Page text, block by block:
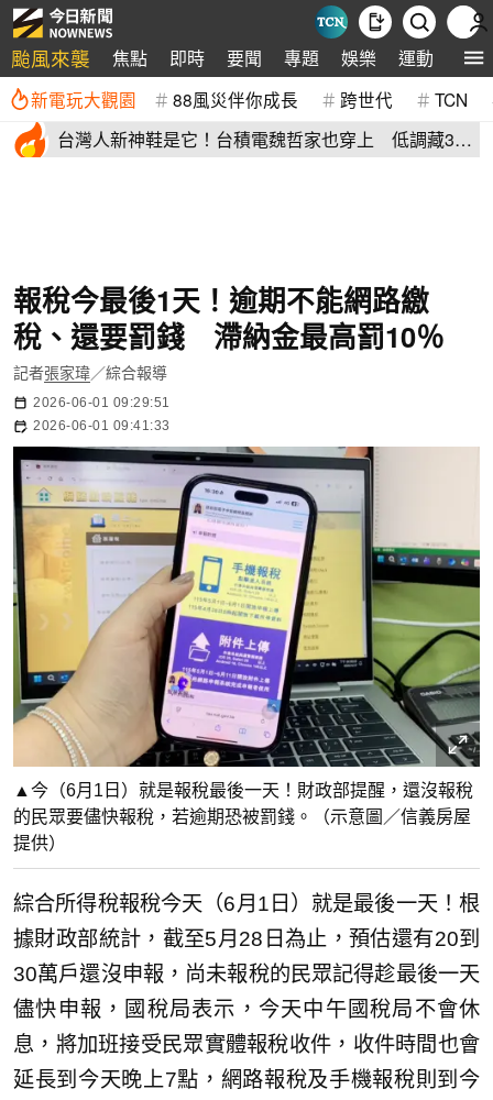
颱風來襲 焦點 即時 要聞 專題 娛樂 運動 全球
新電玩大觀園 88風災伴你成長 跨世代 TCN
台灣人新神鞋是它！台積電魏哲家也穿上 低調藏38
報稅今最後1天！逾期不能網路繳
稅、還要罰錢 滯納金最高罰10％
記者張家瑋／綜合報導
2026-06-01 09:29:51
2026-06-01 09:41:33
▲今（6月1日）就是報稅最後一天！財政部提醒，還沒報稅
的民眾要儘快報稅，若逾期恐被罰錢。（示意圖／信義房屋
提供）
綜合所得稅報稅今天（6月1日）就是最後一天！根
據財政部統計，截至5月28日為止，預估還有20到
30萬戶還沒申報，尚未報稅的民眾記得趁最後一天
儘快申報，國稅局表示，今天中午國稅局不會休
息，將加班接受民眾實體報稅收件，收件時間也會
延長到今天晚上7點，網路報稅及手機報稅則到今